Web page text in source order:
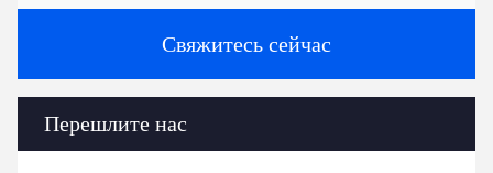
Свяжитесь сейчас
Перешлите нас